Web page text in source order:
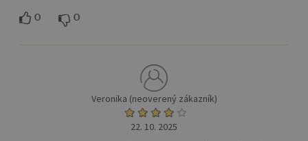
0 0
Veronika (neoverený zákazník)
22. 10. 2025